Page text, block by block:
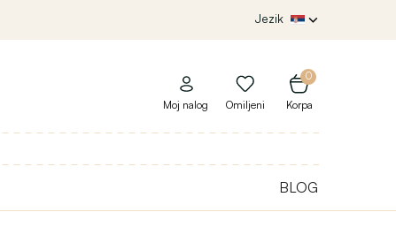
Jezik
0
Korpa
Moj nalog Omiljeni
BLOG